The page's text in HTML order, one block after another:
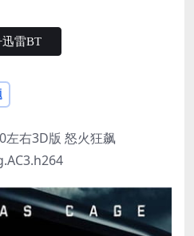
雷BT
左右3D版 怒火狂飙